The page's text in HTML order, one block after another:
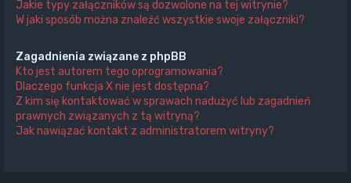
Jakie typy załączników są dozwolone na tej witrynie?
W jaki sposób można znaleźć wszystkie swoje załączniki?
Zagadnienia związane z phpBB
Kto jest autorem tego oprogramowania?
Dlaczego funkcja X nie jest dostępna?
Z kim się kontaktować w sprawach nadużyć lub zagadnień
prawnych związanych z tą witryną?
Jak nawiązać kontakt z administratorem witryny?